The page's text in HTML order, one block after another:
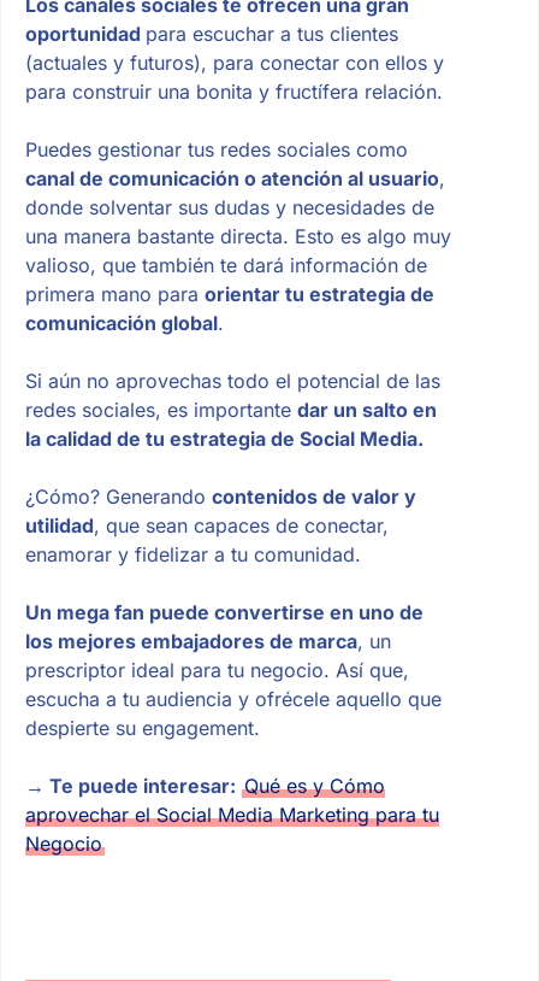
Los canales sociales te ofrecen una gran
oportunidad para escuchar a tus clientes
(actuales y futuros), para conectar con ellos y
para construir una bonita y fructífera relación.
Puedes gestionar tus redes sociales como
canal de comunicación o atención al usuario,
donde solventar sus dudas y necesidades de
una manera bastante directa. Esto es algo muy
valioso, que también te dará información de
primera mano para orientar tu estrategia de
comunicación global.
Si aún no aprovechas todo el potencial de las
redes sociales, es importante dar un salto en
la calidad de tu estrategia de Social Media.
¿Cómo? Generando contenidos de valor y
utilidad, que sean capaces de conectar,
enamorar y fidelizar a tu comunidad.
Un mega fan puede convertirse en uno de
los mejores embajadores de marca, un
prescriptor ideal para tu negocio. Así que,
escucha a tu audiencia y ofrécele aquello que
despierte su engagement.
→ Te puede interesar: Qué es y Cómo
aprovechar el Social Media Marketing para tu
Negocio